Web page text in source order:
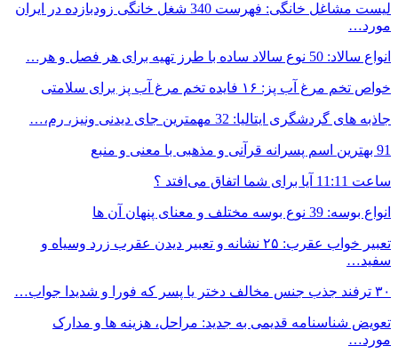
لیست مشاغل خانگی: فهرست 340 شغل خانگی زودبازده در ایران
مورد…
انواع سالاد: 50 نوع سالاد ساده با طرز تهیه برای هر فصل و هر…
خواص تخم مرغ آب پز: ۱۶ فایده تخم مرغ آب پز برای سلامتی
جاذبه های گردشگری ایتالیا: 32 مهمترین جای دیدنی ونیز، رم،…
91 بهترین اسم پسرانه قرآنی و مذهبی با معنی و منبع
ساعت 11:11 آیا برای شما اتفاق می‌افتد ؟
انواع بوسه: 39 نوع بوسه مختلف و معنای پنهان آن ها
تعبیر خواب عقرب: ۲۵ نشانه و تعبیر دیدن عقرب زرد وسیاه و
سفید…
۳۰ ترفند جذب جنس مخالف دختر یا پسر که فورا و شدیدا جواب…
تعویض شناسنامه قدیمی به جدید: مراحل، هزینه ها و مدارک
مورد…